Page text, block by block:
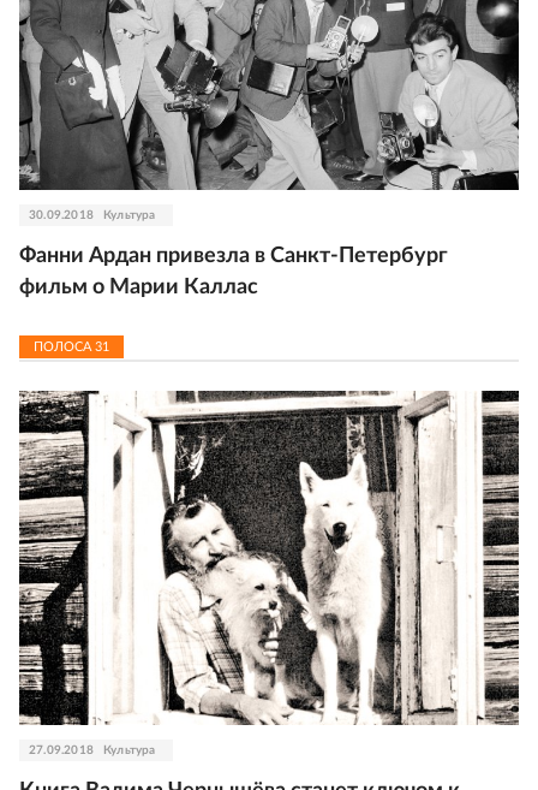
30.09.2018 Культура
Фанни Ардан привезла в Санкт-Петербург
фильм о Марии Каллас
ПОЛОСА31
27.09.2018 Культура